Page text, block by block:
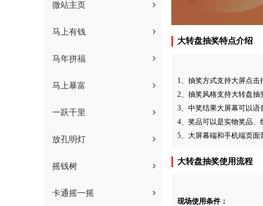
微站主页
马上有钱
马年拼福
马上暴富
一跃千里
放孔明灯
摇钱树
卡通摇一摇
大转盘抽奖特点介绍
1、抽奖方式支持大屏点击
2、抽奖风格支持大转盘抽
3、中奖结果大屏幕可以语
4、奖品可以是实物奖品、
5、大屏幕端和手机端页面
大转盘抽奖使用流程
现场使用条件：